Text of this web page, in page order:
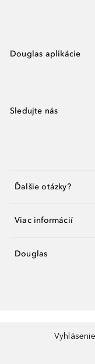
Douglas aplikácie
Sledujte nás
Ďalšie otázky?
Viac informácií
Douglas